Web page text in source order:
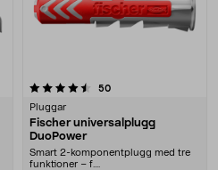
50recensioner
Pluggar
Fischer universalplugg
DuoPower
Smart 2-komponentplugg med tre
funktioner – f....